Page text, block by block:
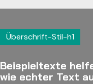
Überschrift-Stil-h1
Beispieltexte
wie echter Text